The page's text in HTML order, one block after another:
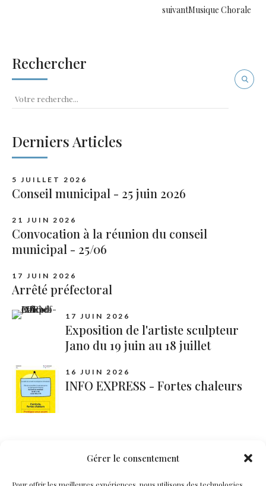
Gérer le consentement
suivantMusique Chorale
Rechercher
Derniers Articles
5 JUILLET 2026
Conseil municipal - 25 juin 2026
21 JUIN 2026
Convocation à la réunion du conseil
municipal - 25/06
17 JUIN 2026
Arrêté préfectoral
17 JUIN 2026
Exposition de l'artiste sculpteur
Jano du 19 juin au 18 juillet
16 JUIN 2026
INFO EXPRESS - Fortes chaleurs